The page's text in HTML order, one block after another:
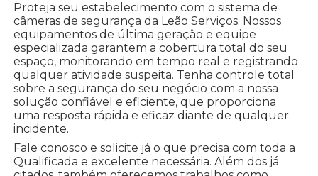
Proteja seu estabelecimento com o sistema de
câmeras de segurança da Leão Serviços. Nossos
equipamentos de última geração e equipe
especializada garantem a cobertura total do seu
espaço, monitorando em tempo real e registrando
qualquer atividade suspeita. Tenha controle total
sobre a segurança do seu negócio com a nossa
solução confiável e eficiente, que proporciona
uma resposta rápida e eficaz diante de qualquer
incidente.
Fale conosco e solicite já o que precisa com toda a
Qualificada e excelente necessária. Além dos já